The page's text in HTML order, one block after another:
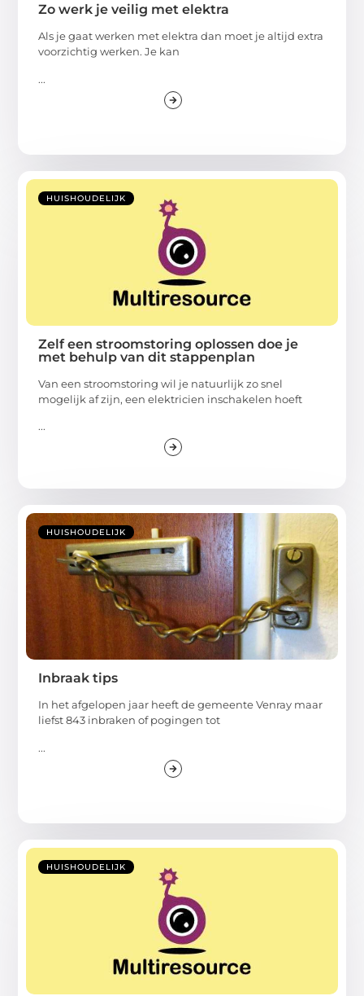
Zo werk je veilig met elektra
Als je gaat werken met elektra dan moet je altijd extra
voorzichtig werken. Je kan
...
HUISHOUDELIJK
Zelf een stroomstoring oplossen doe je
met behulp van dit stappenplan
Van een stroomstoring wil je natuurlijk zo snel
mogelijk af zijn, een elektricien inschakelen hoeft
...
HUISHOUDELIJK
Inbraak tips
In het afgelopen jaar heeft de gemeente Venray maar
liefst 843 inbraken of pogingen tot
...
HUISHOUDELIJK